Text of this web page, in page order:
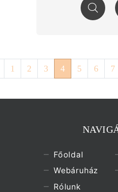
1 2 3 4 5 6 7
Főoldal
Webáruház
Rólunk